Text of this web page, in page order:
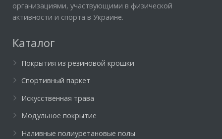
организациями, участвующими в физической
активности и спорта в Украине.
Каталог
Покрытия из резиновой крошки
Спортивный паркет
Искусственная трава
Модульное покрытие
Наливные полиуретановые полы